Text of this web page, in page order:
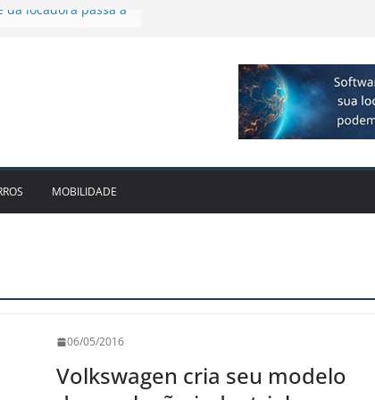
leva Localiza
novo modelo de
e fragilidades da
MOBILIDADE
06/05/2016
Volkswagen cria seu modelo